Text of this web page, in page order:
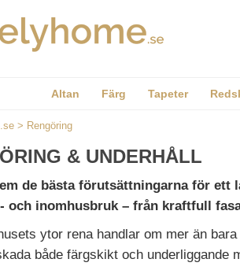
Altan Färg Tapeter
> Rengöring
& UNDERHÅLL
de bästa förutsättningarna för
och inomhusbruk – från kraftfull
ytor rena handlar om mer än
både färgskikt och underliggande